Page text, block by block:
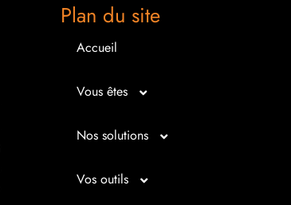
Plan du site
Accueil
Vous êtes
Micro entrepreneur
Créateur d’entreprise
Nos solutions
Entrepreunariat
Vos outils